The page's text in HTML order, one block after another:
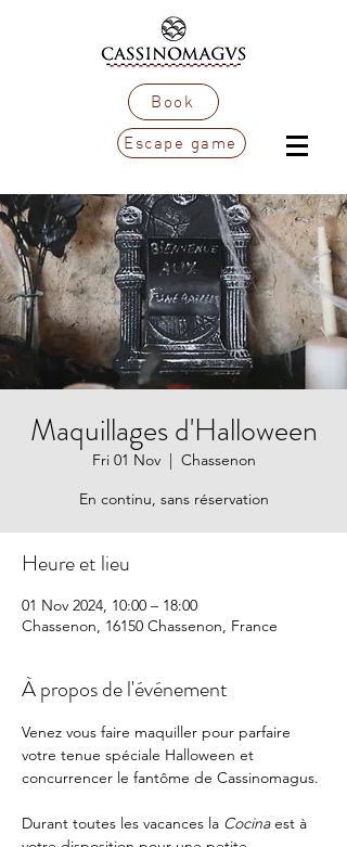
Book
Escape game
Maquillages d'Halloween
Fri 01 Nov
  |
Chassenon
En continu, sans réservation
Heure et lieu
01 Nov 2024, 10:00 – 18:00
Chassenon, 16150 Chassenon, France
À propos de l'événement
Venez vous faire maquiller pour parfaire
votre tenue spéciale Halloween et
concurrencer le fantôme de Cassinomagus.
Durant toutes les vacances la Cocina est à